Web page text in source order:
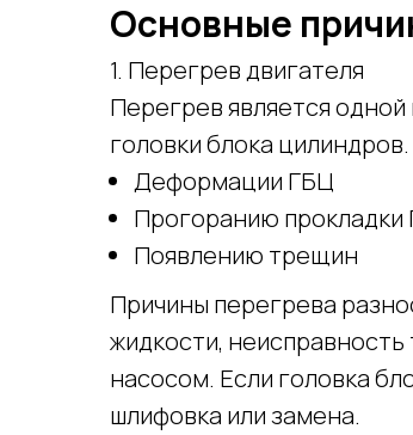
Основные
1. Перегрев двигателя
Перегрев является
головки блока
Деформации ГБЦ
Прогоранию прокладки
Появлению трещин
Причины перегрева
жидкости,
насосом. Если головка
шлифовка или замена.